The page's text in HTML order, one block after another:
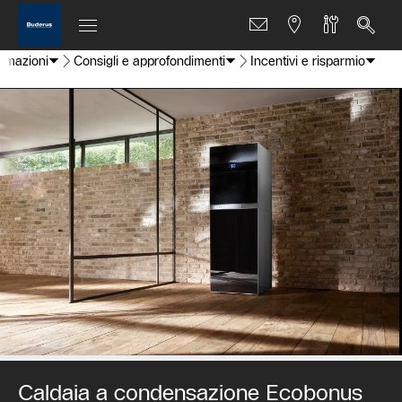
Consigli e approfondimenti Incentivi e risparmio
Caldaia a condensazione Ecobonus